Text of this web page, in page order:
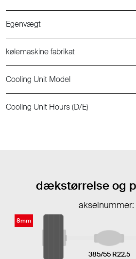
Egenvægt
kølemaskine fabrikat
Cooling Unit Model
Cooling Unit Hours (D/E)
dækstørrelse og
akselnummer:
8mm
385/55 R22.5